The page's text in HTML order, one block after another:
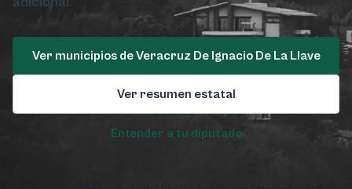
Ver municipios de Veracruz De Ignacio De La Llave
Ver resumen estatal
Entender a tu diputado